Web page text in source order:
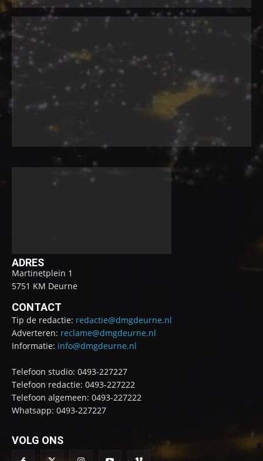
ADRES
Martinetplein 1
5751 KM Deurne
CONTACT
Tip de redactie: redactie@dmgdeurne.nl
Adverteren: reclame@dmgdeurne.nl
Informatie: info@dmgdeurne.nl
Telefoon studio: 0493-227227
Telefoon redactie: 0493-227222
Telefoon algemeen: 0493-227222
Whatsapp: 0493-227227
VOLG ONS